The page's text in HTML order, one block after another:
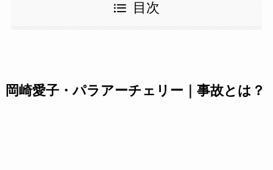
目次
岡崎愛子・パラアーチェリー｜事故とは？